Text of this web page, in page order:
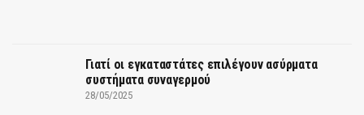
Γιατί οι εγκαταστάτες επιλέγουν ασύρματα
συστήματα συναγερμού
28/05/2025